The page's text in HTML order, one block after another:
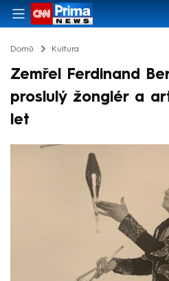
Domů Kultura
Zemřel Ferdinand
proslulý žonglér a
let